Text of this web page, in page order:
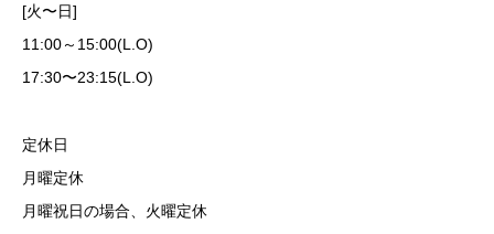
[火〜日]
11:00～15:00(L.O)
17:30〜23:15(L.O)
定休日
月曜定休
月曜祝日の場合、火曜定休